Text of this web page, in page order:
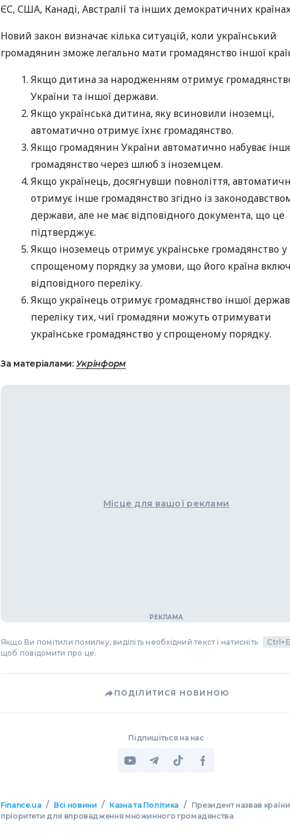
ЄС, США, Канаді, Австралії та інших демократичних
Новий закон визначає кілька ситуацій, коли український
громадянин зможе легально мати громадянство іншої
Якщо дитина за народженням отримує
України та іншої держави.
Якщо українська дитина, яку всиновили іноземці,
автоматично отримує їхнє громадянство.
Якщо громадянин України автоматично набуває
громадянство через шлюб з іноземцем.
Якщо українець, досягнувши повноліття,
отримує інше громадянство згідно із
держави, але не має відповідного документа, що це
підтверджує.
Якщо іноземець отримує українське громадянство у
спрощеному порядку за умови, що його країна
відповідного переліку.
Якщо українець отримує громадянство іншої
переліку тих, чиї громадяни можуть отримувати
українське громадянство у спрощеному порядку.
За матеріалами: Укрінформ
Місце для вашої реклами
Якщо Ви помітили помилку, виділіть необхідний текст і натисніть
щоб повідомити про це.
ПОДІЛИТИСЯ НОВИНОЮ
Підпишіться на нас
Finance.ua / Всі новини / Казна та Політика /
Президент назвав
пріоритети для впровадження множинного громадянства